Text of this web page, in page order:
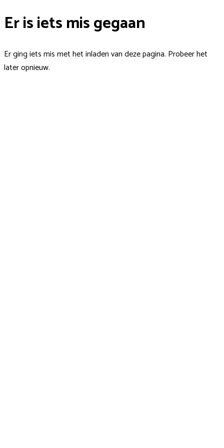
Er is iets mis gegaan
Er ging iets mis met het inladen van deze pagina. Probeer het
later opnieuw.